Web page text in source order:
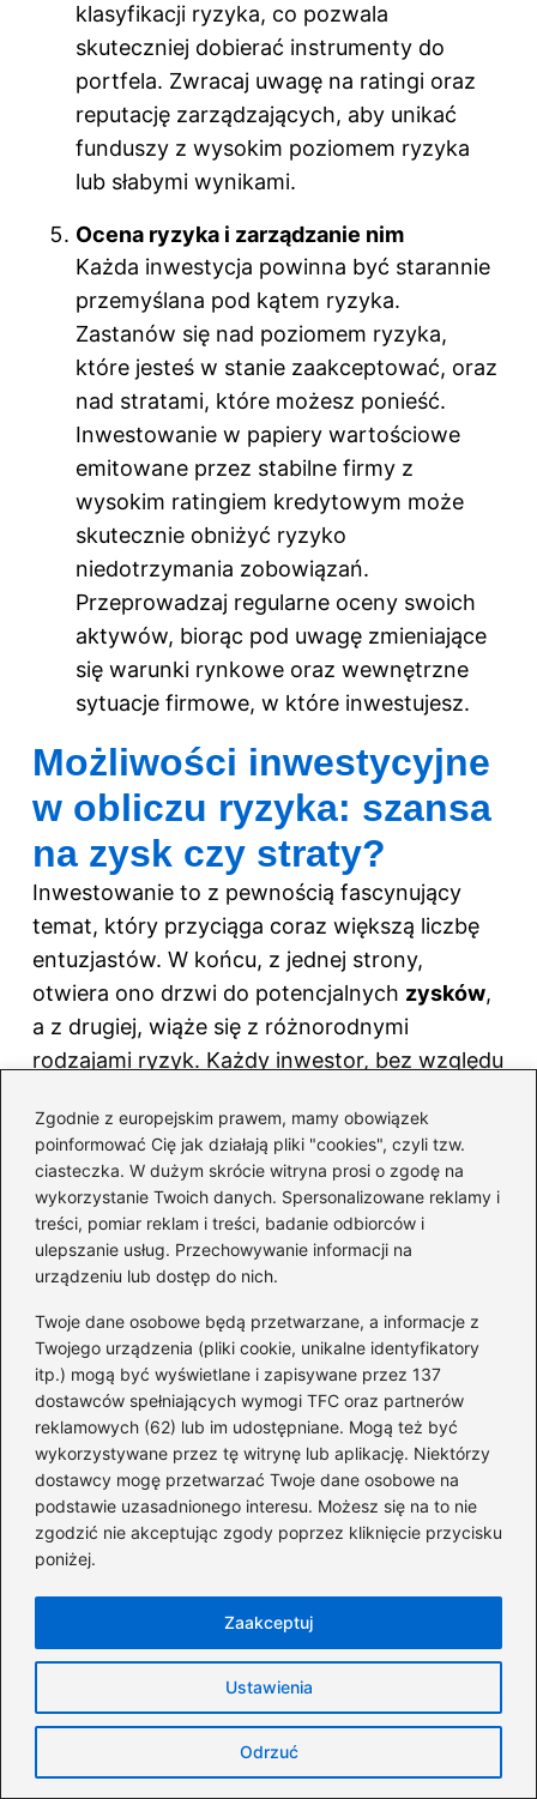
Zgodnie z europejskim prawem, mamy obowiązek
poinformować Cię jak działają pliki "cookies", czyli tzw.
ciasteczka. W dużym skrócie witryna prosi o zgodę na
wykorzystanie Twoich danych. Spersonalizowane reklamy i
treści, pomiar reklam i treści, badanie odbiorców i
ulepszanie usług. Przechowywanie informacji na
urządzeniu lub dostęp do nich.
Twoje dane osobowe będą przetwarzane, a informacje z
Twojego urządzenia (pliki cookie, unikalne identyfikatory
itp.) mogą być wyświetlane i zapisywane przez 137
dostawców spełniających wymogi TFC oraz partnerów
reklamowych (62) lub im udostępniane. Mogą też być
wykorzystywane przez tę witrynę lub aplikację. Niektórzy
dostawcy mogę przetwarzać Twoje dane osobowe na
podstawie uzasadnionego interesu. Możesz się na to nie
zgodzić nie akceptując zgody poprzez kliknięcie przycisku
poniżej.
Ustawienia
Odrzuć
Zaakceptuj
klasyfikacji ryzyka, co pozwala
skuteczniej dobierać instrumenty do
portfela. Zwracaj uwagę na ratingi oraz
reputację zarządzających, aby unikać
funduszy z wysokim poziomem ryzyka
lub słabymi wynikami.
Ocena ryzyka i zarządzanie nim
Każda inwestycja powinna być starannie
przemyślana pod kątem ryzyka.
Zastanów się nad poziomem ryzyka,
które jesteś w stanie zaakceptować, oraz
nad stratami, które możesz ponieść.
Inwestowanie w papiery wartościowe
emitowane przez stabilne firmy z
wysokim ratingiem kredytowym może
skutecznie obniżyć ryzyko
niedotrzymania zobowiązań.
Przeprowadzaj regularne oceny swoich
aktywów, biorąc pod uwagę zmieniające
się warunki rynkowe oraz wewnętrzne
sytuacje firmowe, w które inwestujesz.
Możliwości inwestycyjne
w obliczu ryzyka: szansa
na zysk czy straty?
Inwestowanie to z pewnością fascynujący
temat, który przyciąga coraz większą liczbę
entuzjastów. W końcu, z jednej strony,
otwiera ono drzwi do potencjalnych zysków,
a z drugiej, wiąże się z różnorodnymi
rodzajami ryzyk. Każdy inwestor, bez względu
żeryzykozawsze towarzyszy grze na
rynkach finansowych. Rozwijając swoje
umiejętności w inwestowaniu, warto
pamiętać, że każda decyzja niesie ze sobą
ryzyko, które można podzielić na ryzyko
podział jest kluczowy dla świadomego
podejmowania decyzji.
Zobacz również:
Ile można
zarobić na opcjach binarnych?
Odkryj zyski i ryzyka, które warto
znać
Na przykład, jednym z bardziej
powszechnych rodzajów ryzyka jest ryzyko
rynkowe, które obejmuje cały rynek i wpływa
na zmiany wartości inwestycji w wyniku
globalnych wydarzeń, takich jak kryzysy
ekonomiczne czy zmiany w polityce
monetarnej. Oprócz tego istnieje również